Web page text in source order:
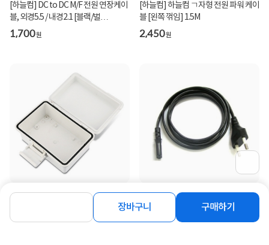
장바구니 구매하기
[하늘컴] DC to DC M/F 전원 연장케이
블, 외경5.5 / 내경2.1 [블랙/벌
크/1.5m]
1,700원
[하늘컴] 하늘컴 ㄱ자형 전원 파워 케이
블 [왼쪽 꺾임] 1.5M
2,450원
[하늘컴] CCTV 방수 하이박스 [화이
2,910원
[하늘컴] 국산 8자 ㅡ자형 전원 파워케
이블, AC 250V / 2.5A [블랙/벌
1,100원